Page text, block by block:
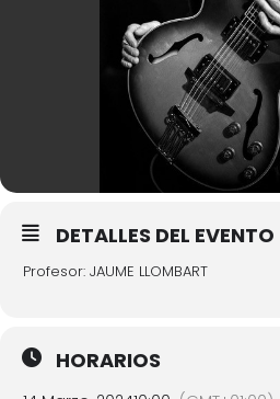
DETALLES DEL EVENTO
Profesor: JAUME LLOMBART
HORARIOS